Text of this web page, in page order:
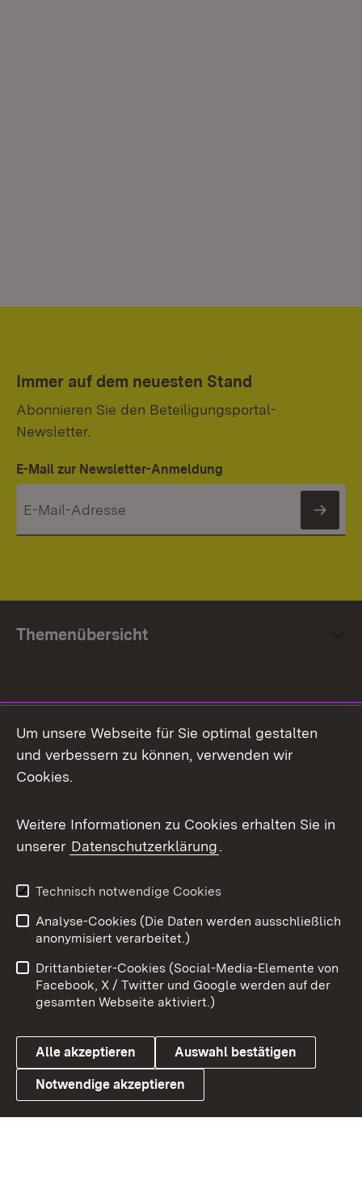
Immer auf dem neuesten Stand
Abonnieren Sie den Beteiligungsportal-
Newsletter.
E-Mail zur Newsletter-Anmeldung
Themenübersicht
Facebook
X / Twitter
Youtube
Link zum Landesportal
Impressum
Kontakt
Barrierefreiheit
Datenschutz
Cookies
Um unsere Webseite für Sie optimal gestalten
und verbessern zu können, verwenden wir
Cookies.
Weitere Informationen zu Cookies erhalten Sie in
unserer Datenschutzerklärung.
Technisch notwendige Cookies
Analyse-Cookies (Die Daten werden ausschließlich
anonymisiert verarbeitet.)
Drittanbieter-Cookies (Social-Media-Elemente von
Facebook, X / Twitter und Google werden auf der
gesamten Webseite aktiviert.)
Alle akzeptieren Auswahl bestätigen
Notwendige akzeptieren